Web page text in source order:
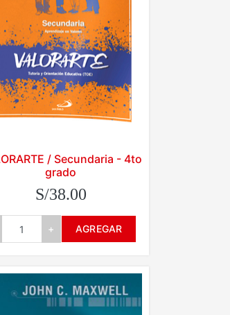
/ Secundaria - 4to
grado
S/38.00
+ AGREGAR